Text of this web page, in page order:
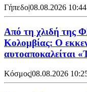
Γήπεδο|08.08.2026 10:44
Από τη χλιδή της
Κολομβίας: Ο
αυτοαποκαλείται
Κόσμος|08.08.2026